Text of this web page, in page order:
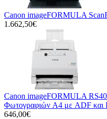
Canon imageFORMULA
1.662,50€
Canon imageFORMULA
Φωτογραφιών A4 με ADF και
646,00€